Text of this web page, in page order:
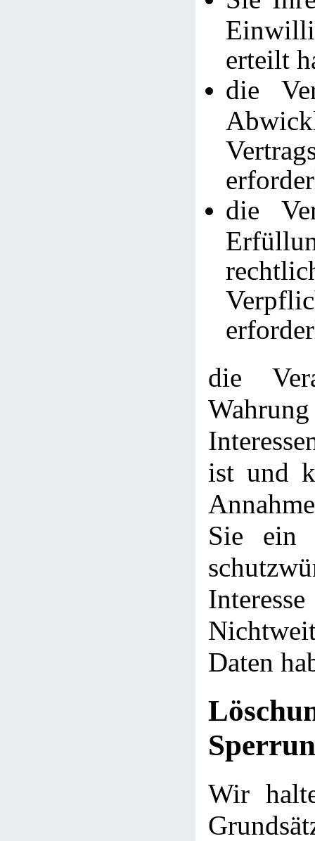
erteilt
die
die
die
ist und
Sie ein
Daten
Wir